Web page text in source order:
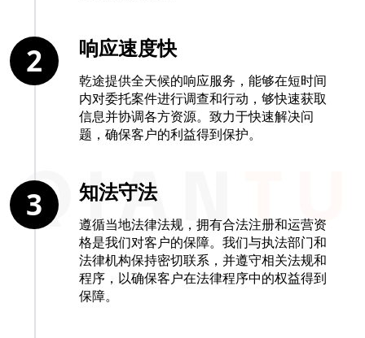
响应速度快
乾途提供全天候的响应服务，能够在短时间
内对委托案件进行调查和行动，够快速获取
信息并协调各方资源。致力于快速解决问
题，确保客户的利益得到保护。
2
知法守法
遵循当地法律法规，拥有合法注册和运营资
格是我们对客户的保障。我们与执法部门和
法律机构保持密切联系，并遵守相关法规和
程序，以确保客户在法律程序中的权益得到
保障。
3